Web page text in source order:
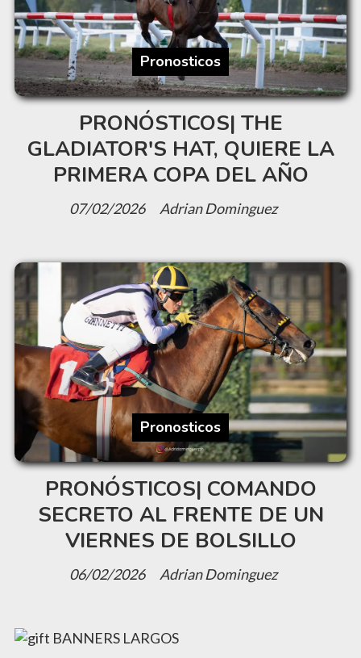
PRONÓSTICOS| THE
GLADIATOR'S HAT, QUIERE LA
PRIMERA COPA DEL AÑO
Adrian Dominguez
Pronosticos
07/02/2026
PRONÓSTICOS| COMANDO
SECRETO AL FRENTE DE UN
VIERNES DE BOLSILLO
Adrian Dominguez
Pronosticos
06/02/2026